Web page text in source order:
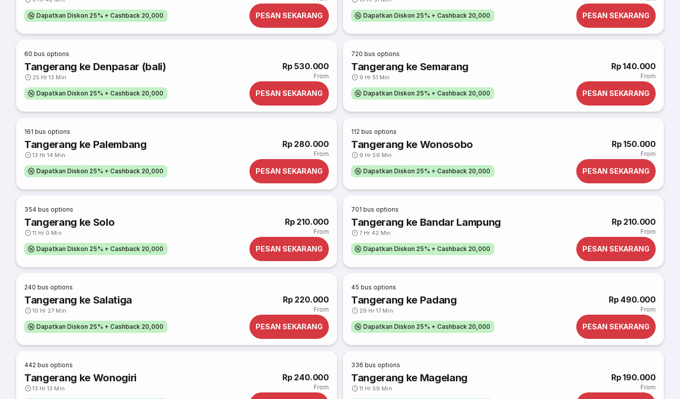
Dapatkan Diskon 25% + Cashback 20,000 PESAN SEKARANG Dapatkan Diskon 25% + Cashback 20,000 PESAN SEKARANG
60 bus options
Tangerang ke Denpasar (bali)
25 Hr 13 Min
Rp 530.000
From
Dapatkan Diskon 25% + Cashback 20,000 PESAN SEKARANG
720 bus options
Tangerang ke Semarang
9 Hr 51 Min
Rp 140.000
From
Dapatkan Diskon 25% + Cashback 20,000 PESAN SEKARANG
161 bus options
Tangerang ke Palembang
13 Hr 14 Min
Rp 280.000
From
Dapatkan Diskon 25% + Cashback 20,000 PESAN SEKARANG
112 bus options
Tangerang ke Wonosobo
9 Hr 59 Min
Rp 150.000
From
Dapatkan Diskon 25% + Cashback 20,000 PESAN SEKARANG
354 bus options
Tangerang ke Solo
11 Hr 0 Min
Rp 210.000
From
Dapatkan Diskon 25% + Cashback 20,000 PESAN SEKARANG
701 bus options
Tangerang ke Bandar Lampung
7 Hr 42 Min
Rp 210.000
From
Dapatkan Diskon 25% + Cashback 20,000 PESAN SEKARANG
240 bus options
Tangerang ke Salatiga
10 Hr 27 Min
Rp 220.000
From
Dapatkan Diskon 25% + Cashback 20,000 PESAN SEKARANG
45 bus options
Tangerang ke Padang
29 Hr 17 Min
Rp 490.000
From
Dapatkan Diskon 25% + Cashback 20,000 PESAN SEKARANG
442 bus options
Tangerang ke Wonogiri
13 Hr 13 Min
Rp 240.000
From
336 bus options
Tangerang ke Magelang
11 Hr 59 Min
Rp 190.000
From